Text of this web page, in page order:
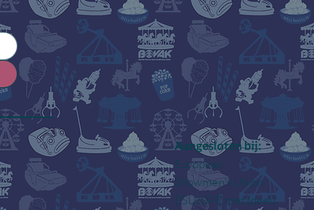
Aangesloten bij:
European
Showmen's Union
ESU/UFE met (deel)